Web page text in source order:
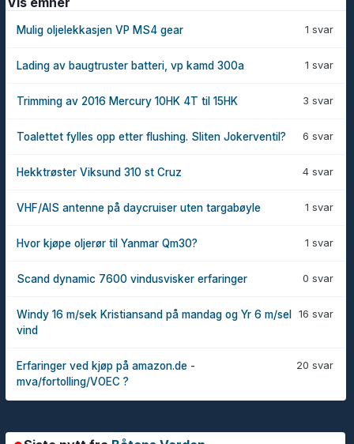
1 svar
Mulig oljelekkasjen VP MS4 gear
1 svar
Lading av baugtruster batteri, vp kamd 300a
3 svar
Trimming av 2016 Mercury 10HK 4T til 15HK
6 svar
Toalettet fylles opp etter flushing. Sliten Jokerventil?
4 svar
Hekktrøster Viksund 310 st Cruz
1 svar
VHF/AIS antenne på daycruiser uten targabøyle
1 svar
Hvor kjøpe oljerør til Yanmar Qm30?
0 svar
Scand dynamic 7600 vindusvisker erfaringer
16 svar
Windy 16 m/sek Kristiansand på mandag og Yr 6 m/sel
vind
20 svar
Erfaringer ved kjøp på amazon.de -
mva/fortolling/VOEC ?